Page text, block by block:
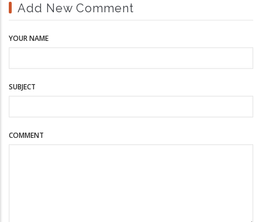
Add New Comment
YOUR NAME
SUBJECT
COMMENT